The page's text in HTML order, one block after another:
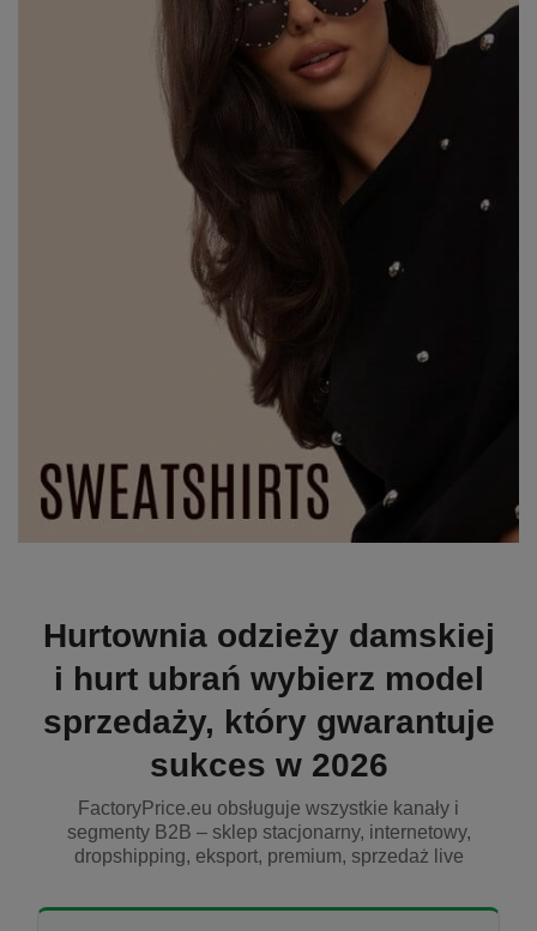
Hurtownia odzieży damskiej
i hurt ubrań wybierz model
sprzedaży, który gwarantuje
sukces w 2026
FactoryPrice.eu obsługuje wszystkie kanały i
segmenty B2B – sklep stacjonarny, internetowy,
dropshipping, eksport, premium, sprzedaż live